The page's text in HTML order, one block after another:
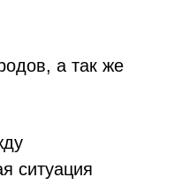
а так же
ситуация